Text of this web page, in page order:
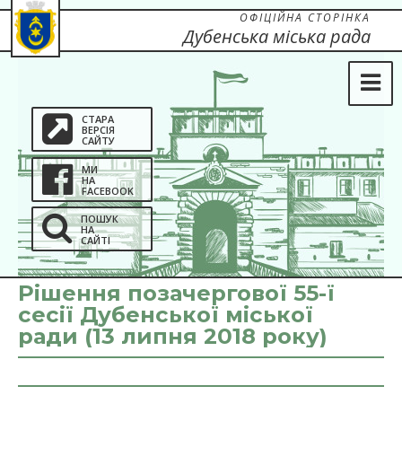
СТАРА
ВЕРСІЯ
САЙТУ
МИ
НА
FACEBOOK
ПОШУК
НА
САЙТІ
ОФІЦІЙНА СТОРІНКА
Дубенська міська рада
Рішення позачергової 55-ї
сесії Дубенської міської
ради (13 липня 2018 року)